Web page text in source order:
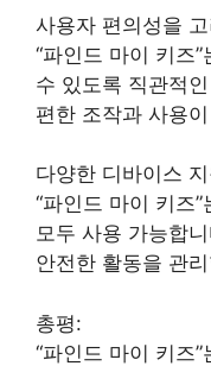
사용자 편의성을
“파인드 마이 키즈
수 있도록 직관적
편한 조작과 사용
다양한 디바이스
“파인드 마이 키즈
모두 사용 가능합
안전한 활동을 관
총평:
“파인드 마이 키즈